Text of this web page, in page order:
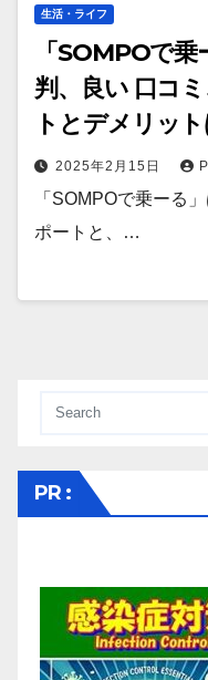
生活・ライフ
「SOMPOで
判、良い 口コ
トとデメリッ
2025年2月15日
「SOMPOで乗ーる
ポートと、…
PR :